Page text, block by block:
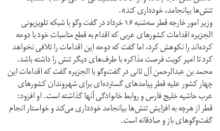
تنش‌ها بیانجامد، خودداری کند».
وزیر امور خارجه قطر سه‌شنبه ۱۶ خرداد در گفت وگو با شبکه تلویزیونی
الجزیره اقدامات کشورهای عربی که اقدام به قطع مناسبات خود با دوحه
کرده‌اند را نکوهش کرد، اما گفت که دوحه این اقدامات را تلافی نخواهد
کرد تا امیر کویت فرصت مذاکره با طرف‌های دیگر تنش را داشته باشد.
محمد بن عبدالرحمن آل ثانی در گفت‌وگو با الجزیره گفت که اقدامات این
چهار کشور علیه قطر پیامدهای گسترده‌ای برای شهروندان کشورهای
عرب حاشیه خلیج فارس و روابط خانوادگی آنها گذاشته است. او افزود:
قطر از هرچه به افزایش تنش‌ها بیانجامد خودداری می‌کند و خواستار انجام
گفت‌وگوهای باز و صادقانه است.